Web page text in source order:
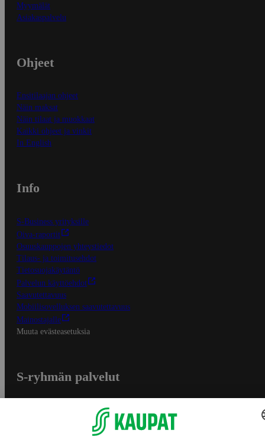
Myymälät
Asiakaspalvelu
Ohjeet
Ensitilaajan ohjeet
Näin maksat
Näin tilaat ja muokkaat
Kaikki ohjeet ja vinkit
In English
Info
S-Business yrityksille
Oiva-raportit
Osuuskauppojen yhteystiedot
Tilaus- ja toimitusehdot
Tietosuojakäytäntö
Palvelun käyttöehdot
Saavutettavuus
Mobiilisovelluksen saavutettavuus
Mainostajalle
Muuta evästeasetuksia
S-ryhmän palvelut
Yhteishyvä Ruoka -sovellus